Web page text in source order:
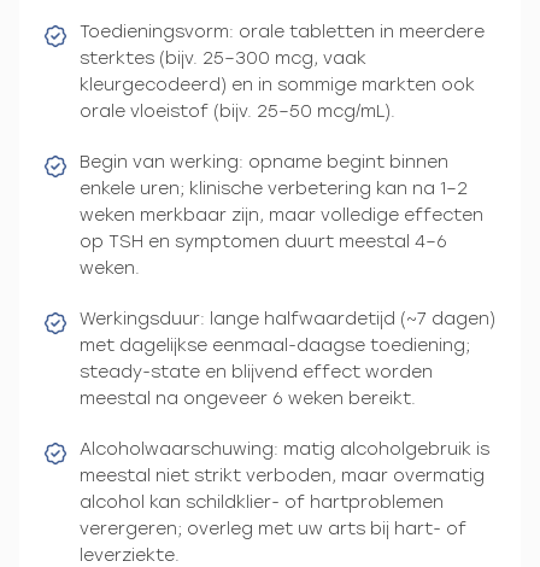
Toedieningsvorm: orale tabletten in meerdere
sterktes (bijv. 25–300 mcg, vaak
kleurgecodeerd) en in sommige markten ook
orale vloeistof (bijv. 25–50 mcg/mL).
Begin van werking: opname begint binnen
enkele uren; klinische verbetering kan na 1–2
weken merkbaar zijn, maar volledige effecten
op TSH en symptomen duurt meestal 4–6
weken.
Werkingsduur: lange halfwaardetijd (~7 dagen)
met dagelijkse eenmaal-daagse toediening;
steady-state en blijvend effect worden
meestal na ongeveer 6 weken bereikt.
Alcoholwaarschuwing: matig alcoholgebruik is
meestal niet strikt verboden, maar overmatig
alcohol kan schildklier- of hartproblemen
verergeren; overleg met uw arts bij hart- of
leverziekte.